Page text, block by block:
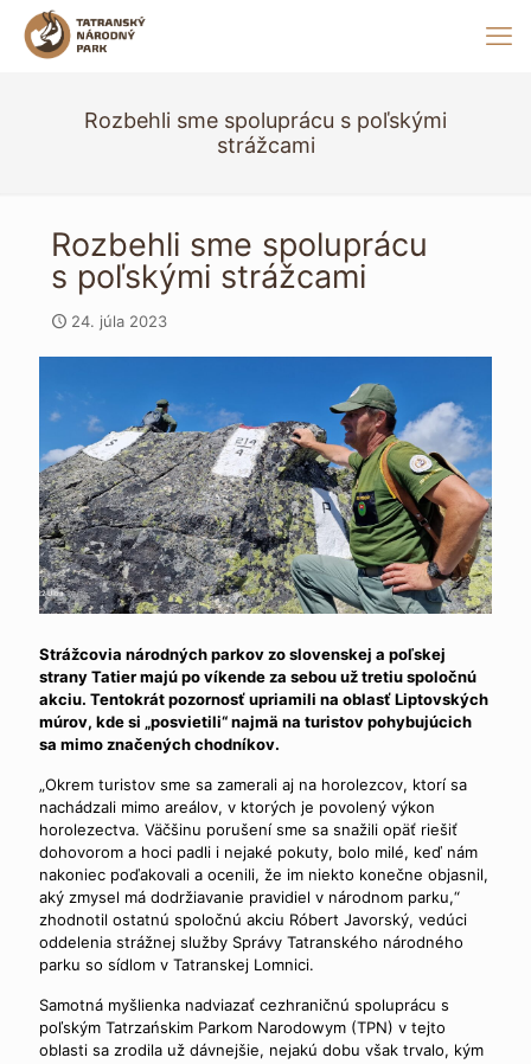
Rozbehli sme spoluprácu s poľskými
strážcami
Rozbehli sme spoluprácu
s poľskými strážcami
24. júla 2023
Strážcovia národných parkov zo slovenskej a poľskej
strany Tatier majú po víkende za sebou už tretiu spoločnú
akciu. Tentokrát pozornosť upriamili na oblasť Liptovských
múrov, kde si „posvietili“ najmä na turistov pohybujúcich
sa mimo značených chodníkov.
„Okrem turistov sme sa zamerali aj na horolezcov, ktorí sa
nachádzali mimo areálov, v ktorých je povolený výkon
horolezectva. Väčšinu porušení sme sa snažili opäť riešiť
dohovorom a hoci padli i nejaké pokuty, bolo milé, keď nám
nakoniec poďakovali a ocenili, že im niekto konečne objasnil,
aký zmysel má dodržiavanie pravidiel v národnom parku,“
zhodnotil ostatnú spoločnú akciu Róbert Javorský, vedúci
oddelenia strážnej služby Správy Tatranského národného
parku so sídlom v Tatranskej Lomnici.
Samotná myšlienka nadviazať cezhraničnú spoluprácu s
poľským Tatrzańskim Parkom Narodowym (TPN) v tejto
oblasti sa zrodila už dávnejšie, nejakú dobu však trvalo, kým